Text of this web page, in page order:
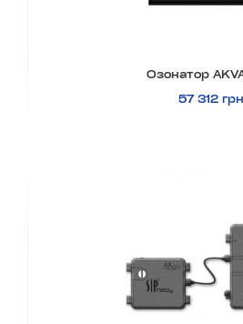
Озонатор
57 312 грн